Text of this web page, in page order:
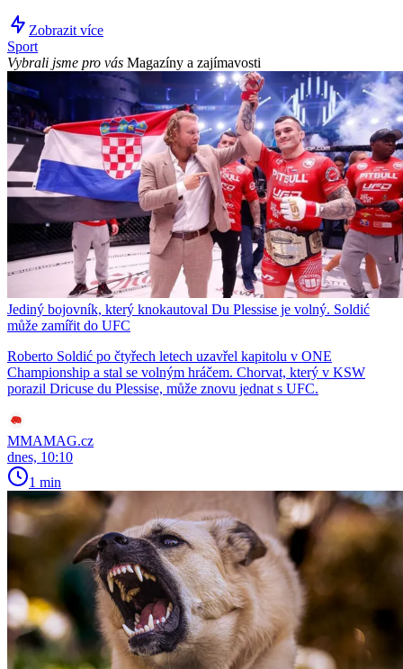
Zobrazit více
Sport
Vybrali jsme pro vás Magazíny a zajímavosti
Jediný bojovník, který knokautoval Du Plessise je volný. Soldić
může zamířit do UFC
Roberto Soldić po čtyřech letech uzavřel kapitolu v ONE
Championship a stal se volným hráčem. Chorvat, který v KSW
porazil Dricuse du Plessise, může znovu jednat s UFC.
MMAMAG.cz
dnes, 10:10
1 min